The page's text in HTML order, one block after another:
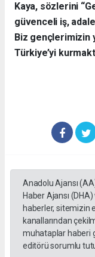
Kaya, sözlerini
güvenceli iş,
Biz gençlerimizin
Türkiye’yi
Anadolu Ajansı
Haber Ajansı
haberler, sitemizin
kanallarından
muhataplar haberi
editörü sorumlu